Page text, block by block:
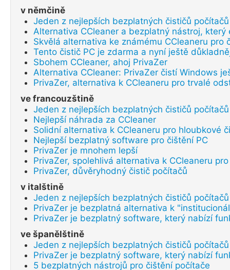
v němčině
Jeden z nejlepších bezplatných čističů
Alternativa CCleaner a bezplatný nástroj,
Skvělá alternativa ke známému CCleaneru pro
Tento čistič PC je zdarma a nyní ještě
Sbohem CCleaner, ahoj PrivaZer
Alternativa CCleaner: PrivaZer čistí Windows
PrivaZer, alternativa k CCleaneru pro trvalé
ve francouzštině
Jeden z nejlepších bezplatných čističů
Nejlepší náhrada za CCleaner
Solidní alternativa k CCleaneru pro hloubkové
Nejlepší bezplatný software pro čištění PC
PrivaZer je mnohem lepší
PrivaZer, spolehlivá alternativa k CCleaneru
PrivaZer, důvěryhodný čistič počítačů
v italštině
Jeden z nejlepších bezplatných čističů
PrivaZer je bezplatná alternativa k
PrivaZer je bezplatný software, který nabízí
ve španělštině
Jeden z nejlepších bezplatných čističů
PrivaZer je bezplatný software, který nabízí
5 bezplatných nástrojů pro čištění počítače